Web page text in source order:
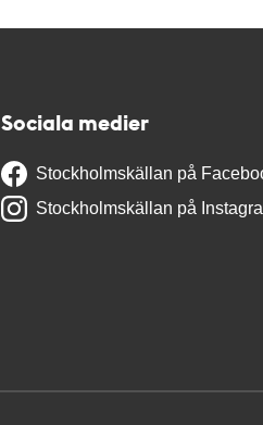
Sociala medier
Stockholmskällan på
Stockholmskällan på